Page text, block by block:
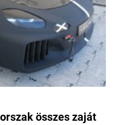
összes zaját